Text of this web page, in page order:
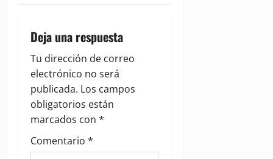
v
i
g
a
t
Deja una respuesta
Tu dirección de correo
electrónico no será
publicada. Los campos
obligatorios están
marcados con *
Comentario *